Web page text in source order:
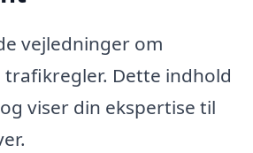
vejledninger om
Dette indhold
viser din ekspertise til